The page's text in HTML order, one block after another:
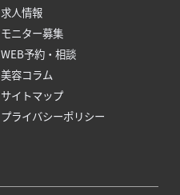
求人情報
モニター募集
WEB予約・相談
美容コラム
サイトマップ
プライバシーポリシー